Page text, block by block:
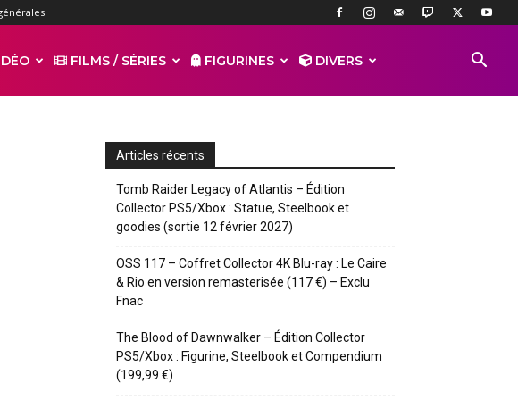
FILMS / SÉRIES FIGURINES DIVERS
Articles récents
Tomb Raider Legacy of Atlantis – Édition
Collector PS5/Xbox : Statue, Steelbook et
goodies (sortie 12 février 2027)
OSS 117 – Coffret Collector 4K Blu-ray : Le Caire
& Rio en version remasterisée (117 €) – Exclu
Fnac
The Blood of Dawnwalker – Édition Collector
PS5/Xbox : Figurine, Steelbook et Compendium
(199,99 €)